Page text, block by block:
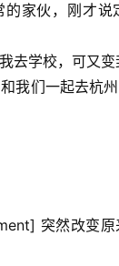
家伙，刚才说
去学校，可又变
我们一起去杭
突然改变原